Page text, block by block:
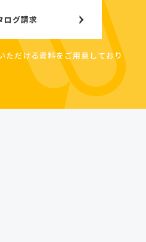
ログ請求
ただける資料をご用意しており